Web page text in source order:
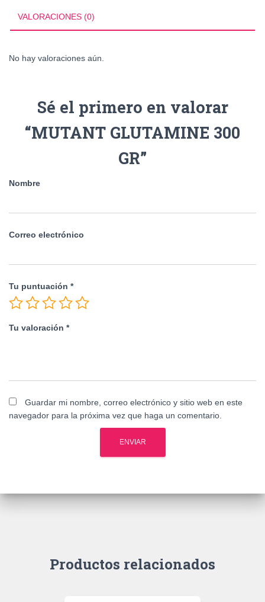
VALORACIONES (0)
No hay valoraciones aún.
Sé el primero en valorar
“MUTANT GLUTAMINE 300
GR”
Nombre
Correo electrónico
Tu puntuación *
Tu valoración *
Guardar mi nombre, correo electrónico y sitio web en este
navegador para la próxima vez que haga un comentario.
Productos relacionados